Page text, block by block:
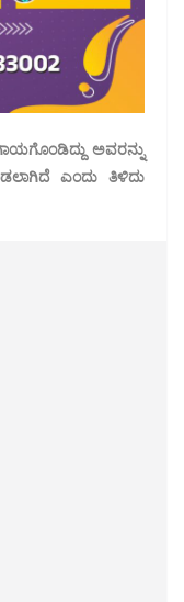
ಅವರನ್ನು
ಎಂದು ತಿಳಿದು